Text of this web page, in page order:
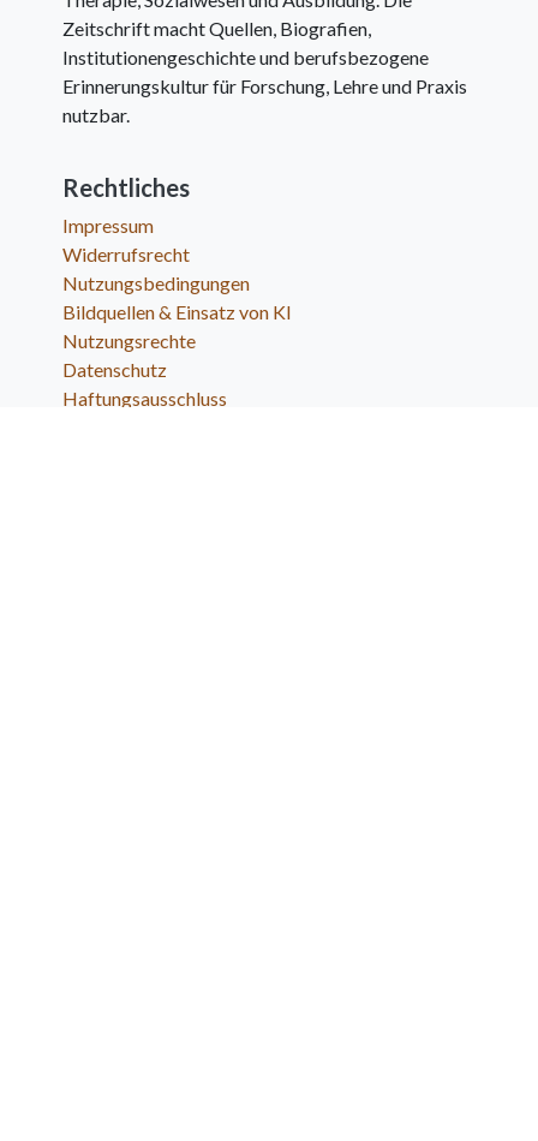
Zeitschrift macht Quellen, Biografien,
Institutionengeschichte und berufsbezogene
Erinnerungskultur für Forschung, Lehre und Praxis
nutzbar.
Rechtliches
Impressum
Widerrufsrecht
Nutzungsbedingungen
Bildquellen & Einsatz von KI
Nutzungsrechte
Datenschutz
Haftungsausschluss